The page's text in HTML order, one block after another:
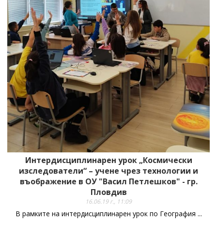
Интердисциплинарен урок „Космически
изследователи“ – учене чрез технологии и
въображение в ОУ "Васил Петлешков" - гр.
Пловдив
16.06.19 г., 11:09
В рамките на интердисциплинарен урок по География ...